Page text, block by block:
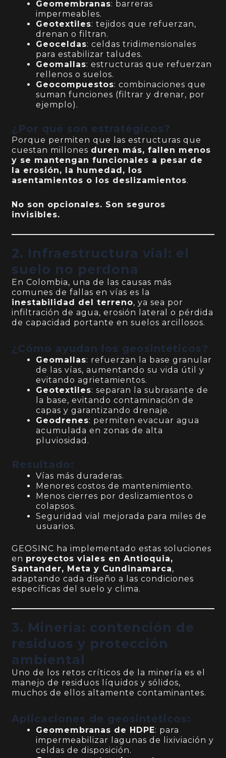
Geomembranas: barreras
impermeables.
Geotextiles: tejidos que refuerzan,
drenan o filtran.
Geoceldas: celdas tridimensionales
para estabilizar taludes.
Geomallas: estructuras que refuerzan
rellenos o suelos.
Geocompuestos: combinaciones que
suman funciones (filtrar y drenar, por
ejemplo).
¿Por qué son estratégicos?
Porque permiten que las estructuras que
cuestan millones duren más, fallen menos
y se mantengan funcionales a pesar de
la erosión, la humedad, los
asentamientos o los deslizamientos.
No son opcionales. Son seguros
invisibles.
2. Infraestructura vial: el
suelo no perdona
En Colombia, una de las causas más
comunes de fallas en vías es la
inestabilidad del terreno, ya sea por
infiltración de agua, erosión lateral o pérdida
de capacidad portante en suelos arcillosos.
¿Cómo ayudan los geosintéticos?
Geomallas: refuerzan la base granular
de las vías, aumentando su vida útil y
evitando agrietamientos.
Geotextiles: separan la subrasante de
la base, evitando contaminación de
capas y garantizando drenaje.
Geodrenes: permiten evacuar agua
acumulada en zonas de alta
pluviosidad.
Resultado:
Vías más duraderas.
Menores costos de mantenimiento.
Menos cierres por deslizamientos o
colapsos.
Seguridad vial mejorada para miles de
usuarios.
GEOSINC ha implementado estas soluciones
en proyectos viales en Antioquia,
Santander, Meta y Cundinamarca,
adaptando cada diseño a las condiciones
específicas del suelo y clima.
3. Minería: contención de
residuos y protección
ambiental
Uno de los retos críticos de la minería es el
manejo de residuos líquidos y sólidos,
muchos de ellos altamente contaminantes.
Aplicaciones de geosintéticos:
Geomembranas de HDPE: para
impermeabilizar lagunas de lixiviación y
celdas de disposición.